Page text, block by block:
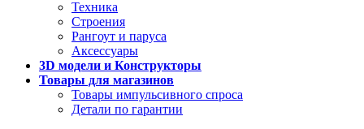
Техника
Строения
Рангоут и паруса
Аксессуары
3D модели и Конструкторы
Товары для магазинов
Товары импульсивного спроса
Детали по гарантии